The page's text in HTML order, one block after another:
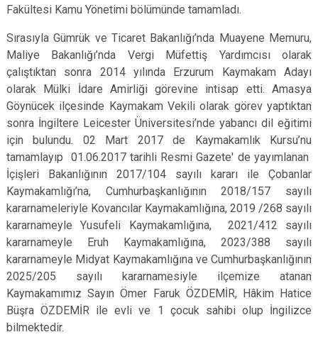
Fakültesi Kamu Yönetimi bölümünde tamamladı.
Sırasıyla Gümrük ve Ticaret Bakanlığı’nda Muayene Memuru,
Maliye Bakanlığı’nda Vergi Müfettiş Yardımcısı olarak
çalıştıktan sonra 2014 yılında Erzurum Kaymakam Adayı
olarak Mülki İdare Amirliği görevine intisap etti. Amasya
Göynücek ilçesinde Kaymakam Vekili olarak görev yaptıktan
sonra İngiltere Leicester Üniversitesi’nde yabancı dil eğitimi
için bulundu. 02 Mart 2017 de Kaymakamlık Kursu’nu
tamamlayıp 01.06.2017 tarihli Resmi Gazete' de yayımlanan
İçişleri Bakanlığının 2017/104 sayılı kararı ile Çobanlar
Kaymakamlığı’na, Cumhurbaşkanlığının 2018/157 sayılı
kararnameleriyle Kovancılar Kaymakamlığına, 2019 /268 sayılı
kararnameyle Yusufeli Kaymakamlığına, 2021/412 sayılı
kararnameyle Eruh Kaymakamlığına, 2023/388 sayılı
kararnameyle Midyat Kaymakamlığına ve Cumhurbaşkanlığının
2025/205 sayılı kararnamesiyle ilçemize atanan
Kaymakamımız Sayın Ömer Faruk ÖZDEMİR, Hâkim Hatice
Büşra ÖZDEMİR ile evli ve 1 çocuk sahibi olup İngilizce
bilmektedir.